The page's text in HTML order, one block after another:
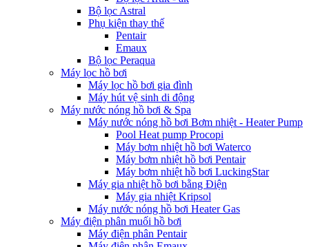
Bộ lọc Astral
Phụ kiện thay thế
Pentair
Emaux
Bộ lọc Peraqua
Máy lọc hồ bơi
Máy lọc hồ bơi gia đình
Máy hút vệ sinh di động
Máy nước nóng hồ bơi & Spa
Máy nước nóng hồ bơi Bơm nhiệt - Heater Pump
Pool Heat pump Procopi
Máy bơm nhiệt hồ bơi Waterco
Máy bơm nhiệt hồ bơi Pentair
Máy bơm nhiệt hồ bơi LuckingStar
Máy gia nhiệt hồ bơi bằng Điện
Máy gia nhiệt Kripsol
Máy nước nóng hồ bơi Heater Gas
Máy điện phân muối hồ bơi
Máy điện phân Pentair